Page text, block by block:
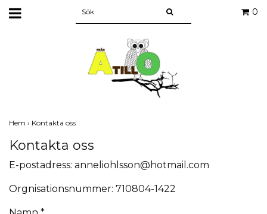
0
Hem › Kontakta oss
Kontakta oss
E-postadress: anneliohlsson@hotmail.com
Orgnisationsnummer: 710804-1422